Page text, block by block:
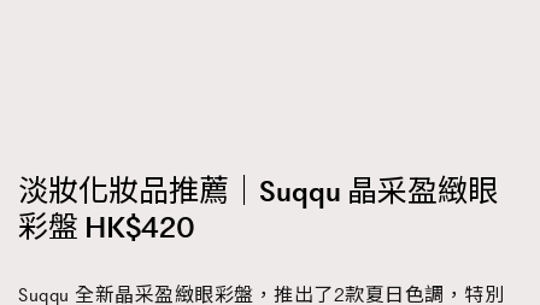
淡妝化妝品推薦｜Suqqu 晶采盈緻眼
彩盤 HK$420
Suqqu 全新晶采盈緻眼彩盤，推出了2款夏日色調，特別